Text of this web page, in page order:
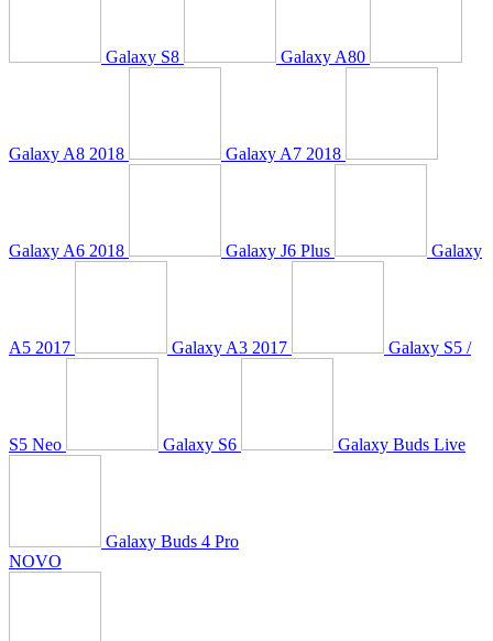
Galaxy S8 Galaxy A80
Galaxy A8 2018 Galaxy A7 2018
Galaxy A6 2018 Galaxy J6 Plus Galaxy
A5 2017 Galaxy A3 2017 Galaxy S5 /
S5 Neo Galaxy S6 Galaxy Buds Live
Galaxy Buds 4 Pro
NOVO